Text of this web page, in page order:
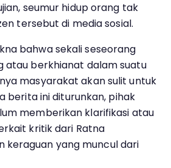
seumur hidup orang tak
tersebut di media sosial.
bahwa sekali seseorang
atau berkhianat dalam suatu
masyarakat akan sulit untuk
berita ini diturunkan, pihak
memberikan klarifikasi atau
kritik dari Ratna
keraguan yang muncul dari